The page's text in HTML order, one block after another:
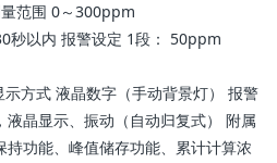
范围 0～300ppm
秒以内 报警设定 1段： 50ppm
方式 液晶数字（手动背景灯） 报警
晶显示、振动（自动归复式） 附属
功能、峰值储存功能、累计计算浓